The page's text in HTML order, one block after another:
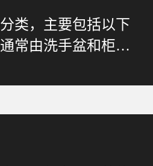
类，主要包括以下
常由洗手盆和柜体